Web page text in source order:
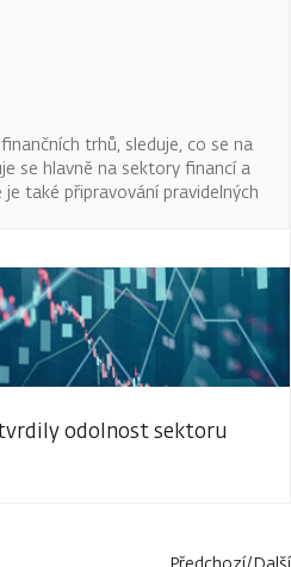
trhů, sleduje, co se na
se hlavně na sektory financí a
také připravování pravidelných
odolnost sektoru